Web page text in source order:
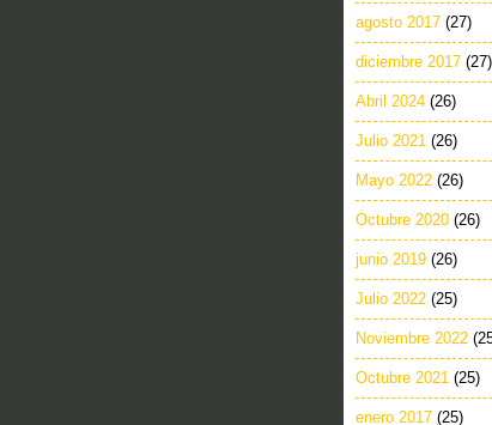
agosto 2017 (27)
diciembre 2017 (27)
Abril 2024 (26)
Julio 2021 (26)
Mayo 2022 (26)
Octubre 2020 (26)
junio 2019 (26)
Julio 2022 (25)
Noviembre 2022
Octubre 2021 (25)
enero 2017 (25)